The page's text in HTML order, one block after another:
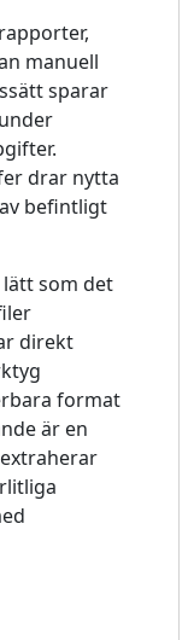
manuell
sparar
drar nytta
befintligt
lätt som det
direkt
format
är en